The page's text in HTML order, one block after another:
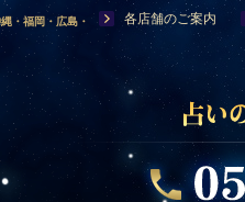
・福岡・広島・
・山口・宮崎・山
口コミで評判の人
各店舗のご案内